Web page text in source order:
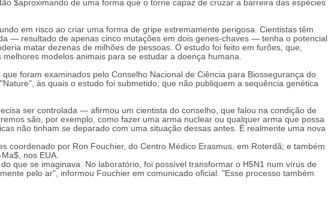
$aproximando de uma forma que o torne capaz de cruzar a barreira das espécies
em risco ao criar uma forma de gripe extremamente perigosa. Cientistas têm
— resultado de apenas cinco mutações em dois genes-chaves — tenha o potencial
matar dezenas de milhões de pessoas. O estudo foi feito em furões, que,
modelos animais para se estudar a doença humana.
foram examinados pelo Conselho Nacional de Ciência para Biossegurança do
às quais o estudo foi submetido, que não publiquem a sequência genética
ser controlada — afirmou um cientista do conselho, que falou na condição de
são, por exemplo, como fazer uma arma nuclear ou qualquer arma que possa
não tinham se deparado com uma situação dessas antes. É realmente uma nova
coordenado por Ron Fouchier, do Centro Médico Erasmus, em Roterdã; e também
nos EUA.
que se imaginava. No laboratório, foi possível transformar o H5N1 num vírus de
pelo ar", informou Fouchier em comunicado oficial. "Esse processo também